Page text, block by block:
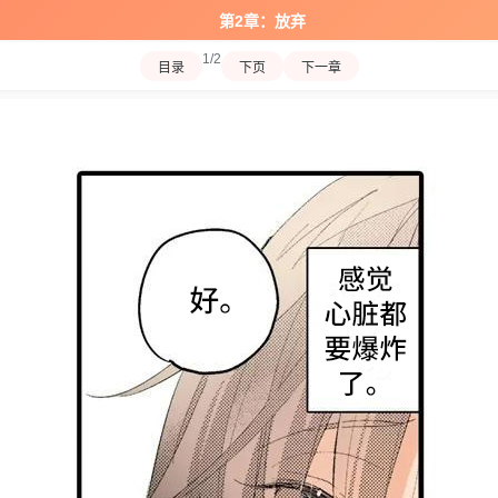
第2章：放弃
目录
1/2
下页 下一章